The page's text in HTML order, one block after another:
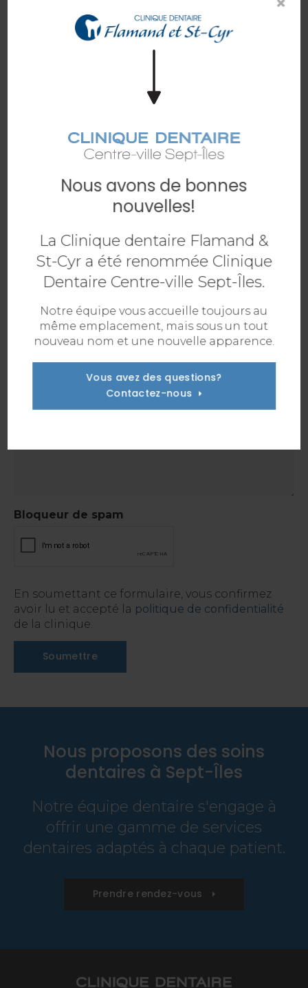
dessous. Notre équipe vous contactera sous peu.
Êtes-vous un nouveau patient?*
Oui, je suis un nouveau patient
Non, je suis déjà un patient
Autre
Message :*
Bloqueur de spam
En soumettant ce formulaire, vous confirmez
avoir lu et accepté la politique de confidentialité
de la clinique.
Nous proposons des soins
dentaires à Sept-Îles
Notre équipe dentaire s'engage à
offrir une gamme de services
dentaires adaptés à chaque patient.
Prendre rendez-vous
Nous avons de bonnes
nouvelles!
La Clinique dentaire Flamand &
St-Cyr a été renommée Clinique
Dentaire Centre-ville Sept-Îles.
Notre équipe vous accueille toujours au
même emplacement, mais sous un tout
nouveau nom et une nouvelle apparence.
Vous avez des questions?
Contactez-nous